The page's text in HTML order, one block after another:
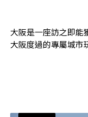
大阪是一座訪之即能
大阪度過的專屬城市